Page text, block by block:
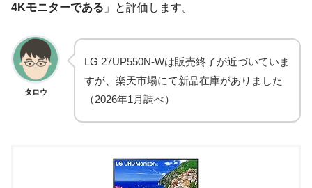
4Kモニターである 」と評価します。
タロウ
LG 27UP550N-Wは販売終了が近づいていま
すが、楽天市場にて新品在庫がありました
（2026年1月調べ）